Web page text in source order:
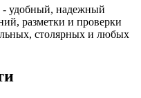
удобный, надежный
разметки и проверки
столярных и любых